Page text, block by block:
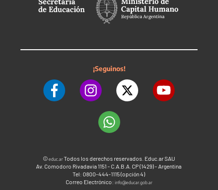
¡Seguinos!
©educ.arTodos los derechos reservados. Educ.ar SAU
Av. Comodoro Rivadavia 1151 - C.A.B.A. CP (1429) - Argentina
Tel: 0800-444-1115 (opción 4)
Correo Electrónico: info@educar.gob.ar